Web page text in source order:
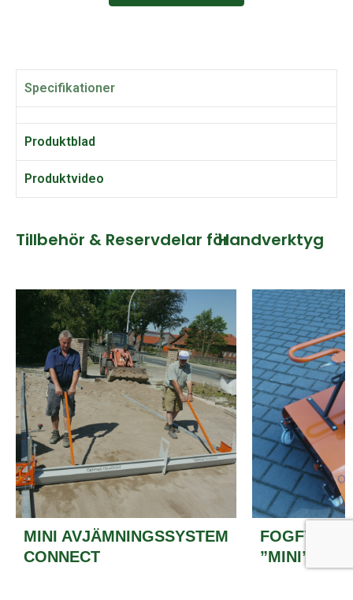
Specifikationer
Produktblad
Produktvideo
Tillbehör & Reservdelar förHandverktyg
MINI AVJÄMNINGSSYSTEM
CONNECT
”MINI” 3.0